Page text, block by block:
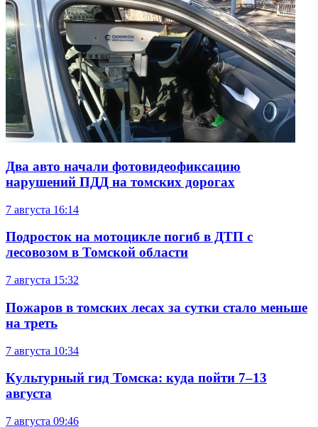
Два авто начали фотовидеофиксацию
нарушений ПДД на томских дорогах
7 августа 16:14
Подросток на мотоцикле погиб в ДТП с
лесовозом в Томской области
7 августа 15:32
Пожаров в томских лесах за сутки стало меньше
на треть
7 августа 10:34
Культурный гид Томска: куда пойти 7–13
августа
7 августа 09:46